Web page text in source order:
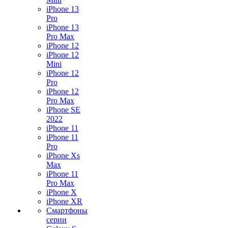
iPhone 13
Pro
iPhone 13
Pro Max
iPhone 12
iPhone 12
Mini
iPhone 12
Pro
iPhone 12
Pro Max
iPhone SE
2022
iPhone 11
iPhone 11
Pro
iPhone Xs
Max
iPhone 11
Pro Max
iPhone X
iPhone XR
Смартфоны
серии